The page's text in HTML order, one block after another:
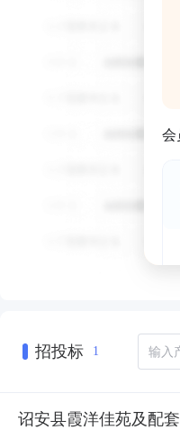
会
招投标 1
诏安县霞洋佳苑及配